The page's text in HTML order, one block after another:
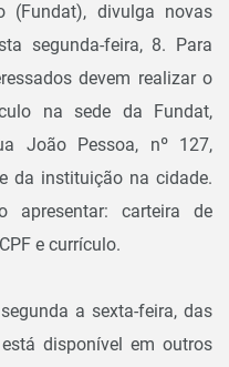
(Fundat), divulga novas
segunda-feira, 8. Para
devem realizar o
na sede da Fundat,
João Pessoa, nº 127,
da instituição na cidade.
apresentar: carteira de
e currículo.
a sexta-feira, das
disponível em outros